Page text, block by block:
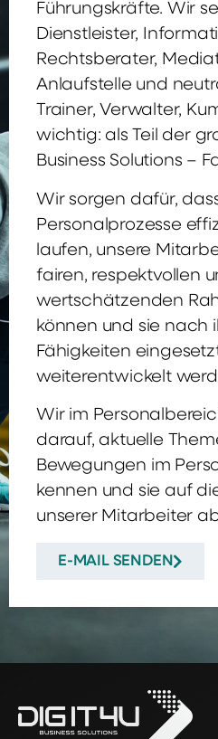
Führungskräfte. Wir
Dienstleister,
Rechtsberater,
Anlaufstelle und
Trainer, Verwalter,
wichtig: als Teil der
Business Solutions –
Wir sorgen dafür,
Personalprozesse
laufen, unsere
fairen, respektvollen
wertschätzenden
können und sie nach
Fähigkeiten
weiterentwickelt
Wir im
darauf, aktuelle
Bewegungen im
kennen und sie auf
unserer Mitarbeiter
E-MAIL SENDEN